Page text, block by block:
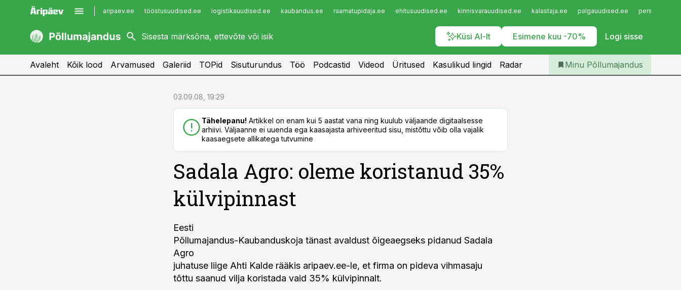
aripaev.ee tööstusuudised.ee logistikauudised.ee kaubandus.ee raamatupidaja.ee ehitusuudised.ee kinnisvarauudised.ee kalastaja.ee palgauudised.ee
Küsi AI-lt Esimene kuu -70% Logi sisse
kaubandus.ee
kinnisvarauudised.ee
imelineajalugu.ee
Infopank
Iseteenindus
Telli Põllumajandus
Avaleht Kõik lood Arvamused Galeriid TOPid Sisuturundus Töö Podcastid Videod Üritused Kasulikud lingid Radar Minu Põllumajandus
03.09.08, 19:29
Tähelepanu! Artikkel on enam kui 5 aastat vana ning kuulub väljaande digitaalsesse
arhiivi. Väljaanne ei uuenda ega kaasajasta arhiveeritud sisu, mistõttu võib olla vajalik
kaasaegsete allikatega tutvumine
Sadala Agro: oleme koristanud 35%
külvipinnast
Eesti
Põllumajandus-Kaubanduskoja tänast avaldust õigeaegseks pidanud Sadala
Agro
juhatuse liige Ahti Kalde rääkis aripaev.ee-le, et firma on pideva vihmasaju
tõttu saanud vilja koristada vaid 35% külvipinnalt.